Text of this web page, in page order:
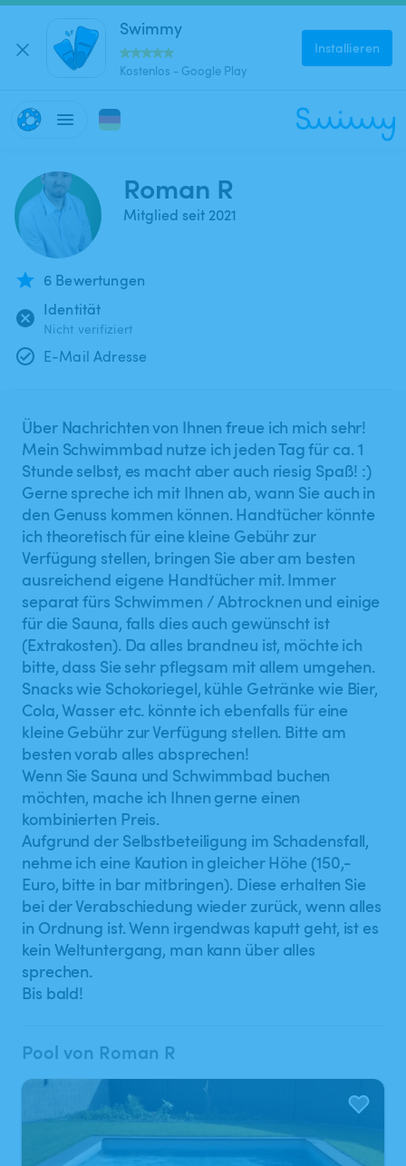
Swimmy
Kostenlos - Google Play
Installieren
Roman R
Mitglied seit 2021
6 Bewertungen
Identität
Nicht verifiziert
E-Mail Adresse
Über Nachrichten von Ihnen freue ich mich sehr!
Mein Schwimmbad nutze ich jeden Tag für ca. 1
Stunde selbst, es macht aber auch riesig Spaß! :)
Gerne spreche ich mit Ihnen ab, wann Sie auch in
den Genuss kommen können. Handtücher könnte
ich theoretisch für eine kleine Gebühr zur
Verfügung stellen, bringen Sie aber am besten
ausreichend eigene Handtücher mit. Immer
separat fürs Schwimmen / Abtrocknen und einige
für die Sauna, falls dies auch gewünscht ist
(Extrakosten). Da alles brandneu ist, möchte ich
bitte, dass Sie sehr pflegsam mit allem umgehen.
Snacks wie Schokoriegel, kühle Getränke wie Bier,
Cola, Wasser etc. könnte ich ebenfalls für eine
kleine Gebühr zur Verfügung stellen. Bitte am
besten vorab alles absprechen!
Wenn Sie Sauna und Schwimmbad buchen
möchten, mache ich Ihnen gerne einen
kombinierten Preis.
Aufgrund der Selbstbeteiligung im Schadensfall,
nehme ich eine Kaution in gleicher Höhe (150,-
Euro, bitte in bar mitbringen). Diese erhalten Sie
bei der Verabschiedung wieder zurück, wenn alles
in Ordnung ist. Wenn irgendwas kaputt geht, ist es
kein Weltuntergang, man kann über alles
sprechen.
Bis bald!
Pool von Roman R